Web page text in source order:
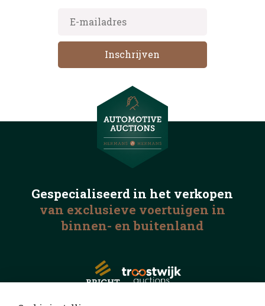
Gespecialiseerd in het verkopen
van exclusieve voertuigen in
binnen- en buitenland